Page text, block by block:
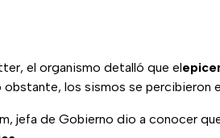
el organismo detalló que el
obstante, los sismos se percibieron
jefa de Gobierno dio a conocer